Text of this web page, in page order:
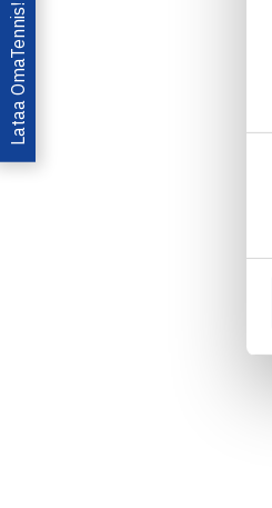
Lataa OmaTennis!